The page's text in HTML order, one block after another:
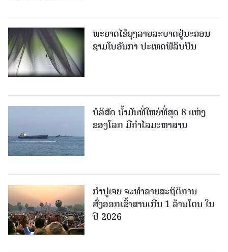
ພະຍາດໄຂ້ຍຸງລາຍລະບາດຢູ່ນະຄອນ
ຊາມໂບ​ອັນກາ ປະເທດຟີລິບປິນ
ບໍລິສັດ ນ້ຳມັນທີ່ໃຫຍ່ທີ່ສຸດ 8 ແຫ່ງ
ຂອງໂລກ ມີກຳໄລມະຫາສານ
ກຳປູເຈຍ ຈະທຳລາຍສະຖິຕິການ
ສົ່ງອອກເຂົ້າສານເກີນ 1 ລ້ານໂຕນ ໃນ
ປີ 2026